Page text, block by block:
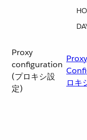
Proxy
configuration
(プロキシ設
定)
Proxy
ロキ